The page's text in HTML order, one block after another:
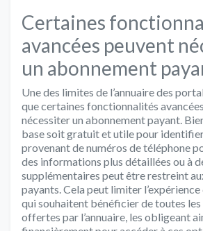
Certaines
avancées peuvent
un abonnement
Une des limites de l’annuaire des
que certaines fonctionnalités
nécessiter un abonnement payant.
base soit gratuit et utile pour
provenant de numéros de téléphone
des informations plus détaillées ou à
supplémentaires peut être restreint
payants. Cela peut limiter
qui souhaitent bénéficier de toutes
offertes par l’annuaire, les obligeant